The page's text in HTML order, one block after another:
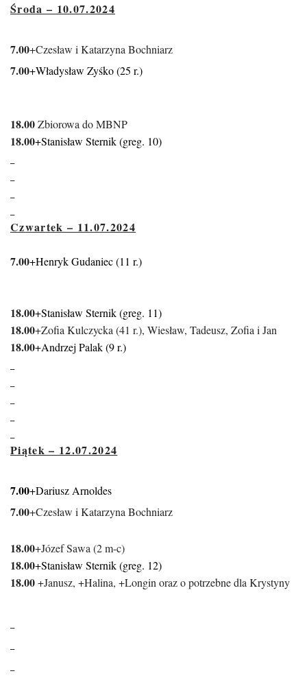
Środa – 10.07.2024
7.00+Czesław i Katarzyna Bochniarz
7.00+Władysław Zyśko (25 r.)
18.00Zbiorowa do MBNP
18.00+Stanisław Sternik (greg. 10)
Czwartek – 11.07.2024
7.00+Henryk Gudaniec (11 r.)
18.00+Stanisław Sternik (greg. 11)
18.00+Zofia Kulczycka (41 r.), Wiesław, Tadeusz, Zofia i Jan
18.00+Andrzej Palak (9 r.)
Piątek – 12.07.2024
7.00+Dariusz Arnoldes
7.00+Czesław i Katarzyna Bochniarz
18.00+Józef Sawa (2 m-c)
18.00+Stanisław Sternik (greg. 12)
18.00+Janusz, +Halina, +Longin oraz o potrzebne dla Krystyny